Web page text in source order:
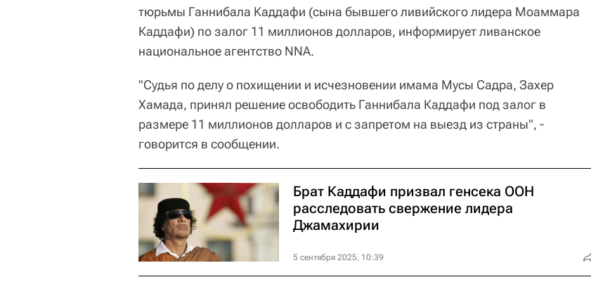
тюрьмы Ганнибала Каддафи (сына бывшего ливийского лидера Моаммара
Каддафи) по залог 11 миллионов долларов, информирует ливанское
национальное агентство NNA.
"Судья по делу о похищении и исчезновении имама Мусы Садра, Захер
Хамада, принял решение освободить Ганнибала Каддафи под залог в
размере 11 миллионов долларов и с запретом на выезд из страны", -
говорится в сообщении.
Брат Каддафи призвал генсека ООН
расследовать свержение лидера
Джамахирии
5 сентября 2025, 10:39